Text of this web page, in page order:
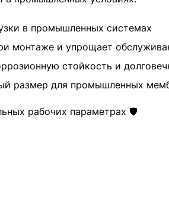
в промышленных системах
монтаже и упрощает
стойкость и
размер для промышленных
рабочих параметрах 🛡️